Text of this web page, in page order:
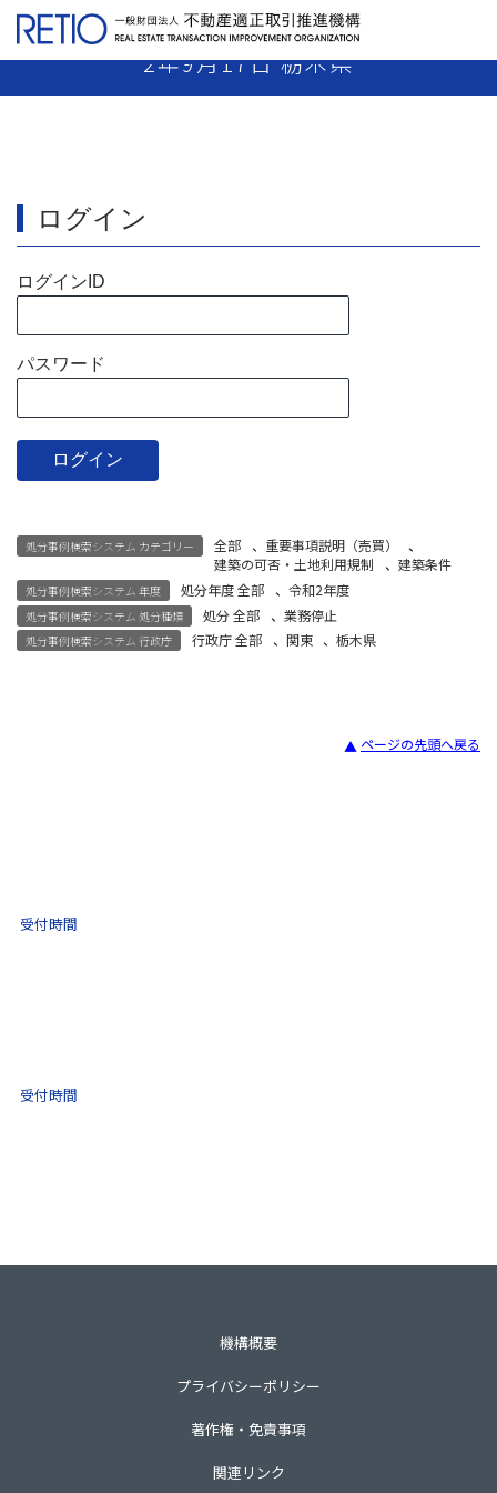
【2-06】 媒介業者 業務停止22日 令和
2年9月17日 栃木県
ログイン
ログインID
パスワード
処分事例検索システム カテゴリー 全部 、 重要事項説明（売買）
、
建築の可否・土地利用規制
、 建築条件
処分事例検索システム 年度 処分年度 全部 、 令和2年度
処分事例検索システム 処分種類 処分 全部 、 業務停止
処分事例検索システム 行政庁 行政庁 全部 、 関東 、栃木県
ページの先頭へ戻る
受付時間
受付時間
機構概要
プライバシーポリシー
著作権・免責事項
関連リンク